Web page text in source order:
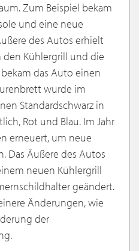
Zum Beispiel bekam
und eine neue
des Autos erhielt
Kühlergrill und die
das Auto einen
wurde im
Standardschwarz in
Rot und Blau. Im Jahr
erneuert, um neue
Das Äußere des Autos
neuen Kühlergrill
geändert.
Änderungen, wie
der